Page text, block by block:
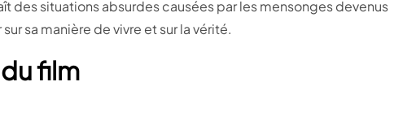
des situations absurdes causées par les mensonges devenus
sa manière de vivre et sur la vérité.
film